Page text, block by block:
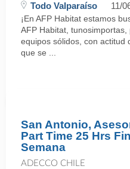
Todo Valparaíso 11/
¡En AFP Habitat estamos
AFP Habitat,
equipos sólidos, con actitud
que se ...
San Antonio,
Part Time 25 Hrs
Semana
ADECCO CHILE